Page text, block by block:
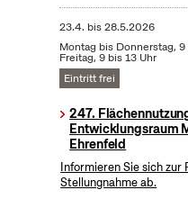
23.4. bis28.5.2026
Montag bis Donnerstag, 9
Freitag, 9 bis 13 Uhr
Eintritt frei
247.
Entwicklungsraum
Ehrenfeld
Informieren Sie sich zur
Stellungnahme ab.